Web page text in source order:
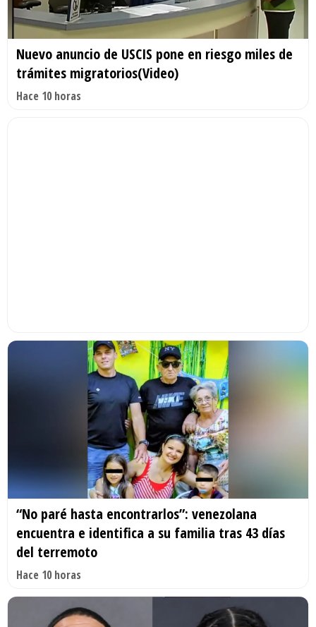
Nuevo anuncio de USCIS pone en riesgo miles de
trámites migratorios(Video)
Hace 10 horas
“No paré hasta encontrarlos”: venezolana
encuentra e identifica a su familia tras 43 días
del terremoto
Hace 10 horas